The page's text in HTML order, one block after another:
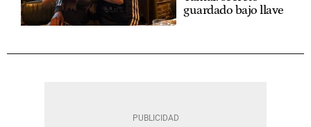
guardado bajo llave